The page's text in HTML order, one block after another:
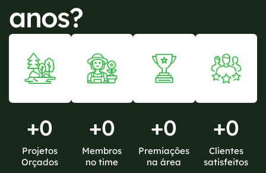
anos?
+0
Projetos
Orçados
+0
Membros
no time
+0
Premiações
na área
+0
Clientes
satisfeitos